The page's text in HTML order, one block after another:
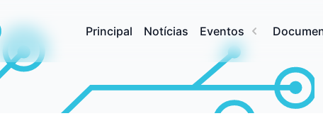
Principal Notícias Eventos